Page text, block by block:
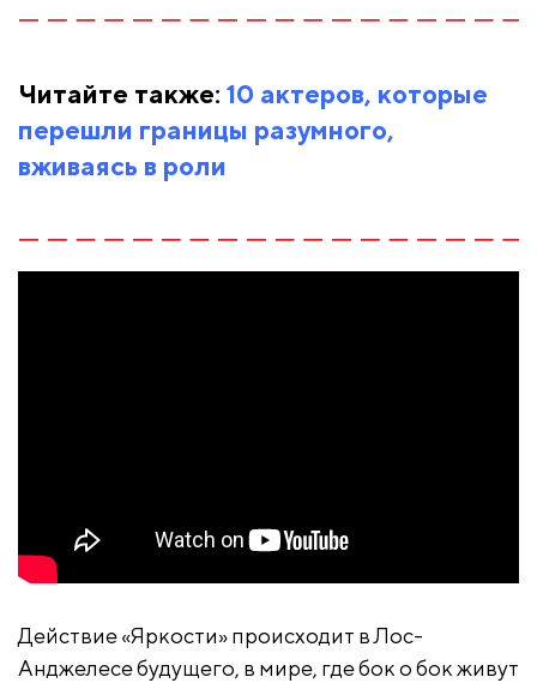
Читайте также: 10 актеров, которые
перешли границы разумного,
вживаясь в роли
Действие «Яркости» происходит в Лос-
Анджелесе будущего, в мире, где бок о бок живут